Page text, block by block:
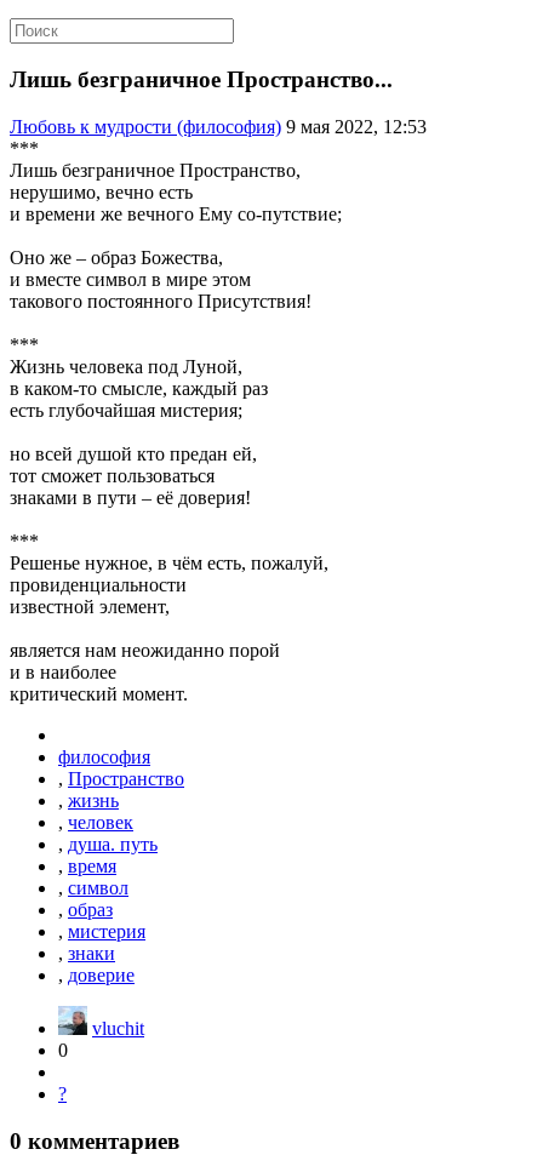
Лишь безграничное Пространство...
Любовь к мудрости (философия) 9 мая 2022, 12:53
***
Лишь безграничное Пространство,
нерушимо, вечно есть
и времени же вечного Ему со-путствие;
Оно же – образ Божества,
и вместе символ в мире этом
такового постоянного Присутствия!
***
Жизнь человека под Луной,
в каком-то смысле, каждый раз
есть глубочайшая мистерия;
но всей душой кто предан ей,
тот сможет пользоваться
знаками в пути – её доверия!
***
Решенье нужное, в чём есть, пожалуй,
провиденциальности
известной элемент,
является нам неожиданно порой
и в наиболее
критический момент.
философия
, Пространство
, жизнь
, человек
, душа. путь
, время
, символ
, образ
, мистерия
, знаки
, доверие
vluchit
0
?
0 комментариев